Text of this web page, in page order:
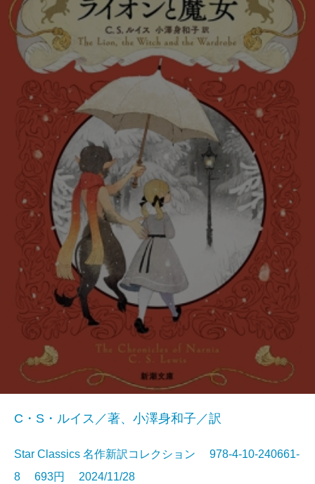
C・S・ルイス／著、小澤身和子／訳
Star Classics 名作新訳コレクション 978-4-10-240661-
8 693円 2024/11/28